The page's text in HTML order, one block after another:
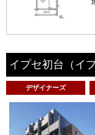
イプセ初台 （イ
デザイナーズ